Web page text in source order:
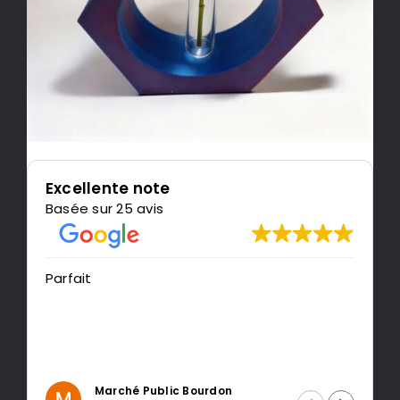
Excellente note
Basée sur 25 avis
Bourdon Intragest Etude